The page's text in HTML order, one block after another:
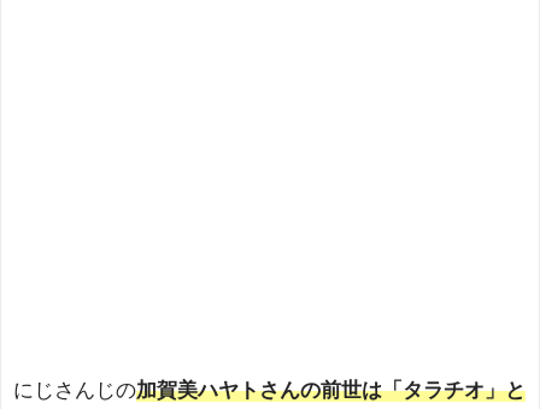
にじさんじの加賀美ハヤトさんの前世は「タラチオ」と